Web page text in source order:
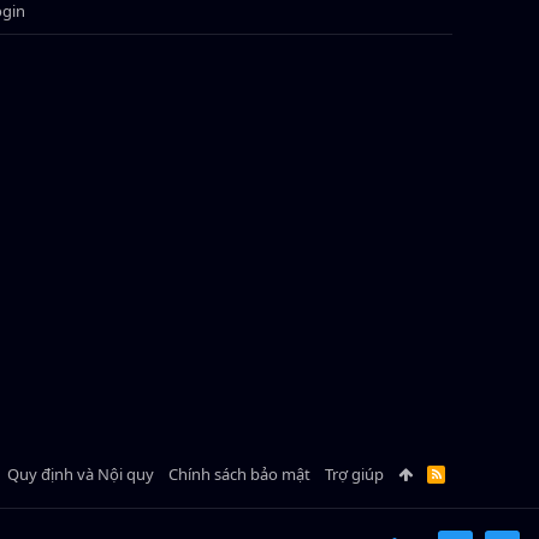
Quy định và Nội quy Chính sách bảo mật Trợ giúp
R
S